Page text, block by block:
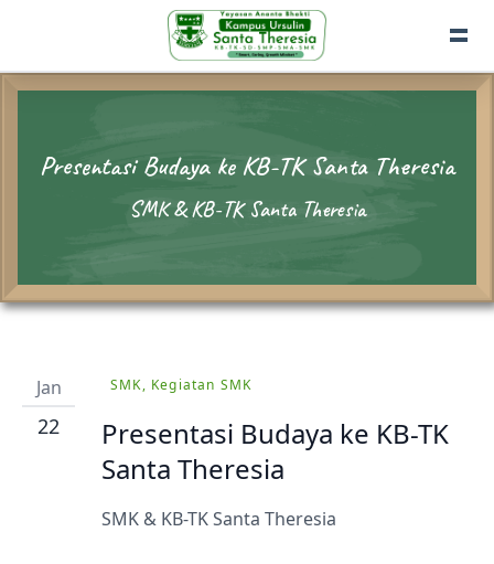
Presentasi Budaya ke KB-TK Santa Theresia
SMK & KB-TK Santa Theresia
Jan
22
SMK, Kegiatan SMK
Presentasi Budaya ke KB-TK
Santa Theresia
SMK & KB-TK Santa Theresia